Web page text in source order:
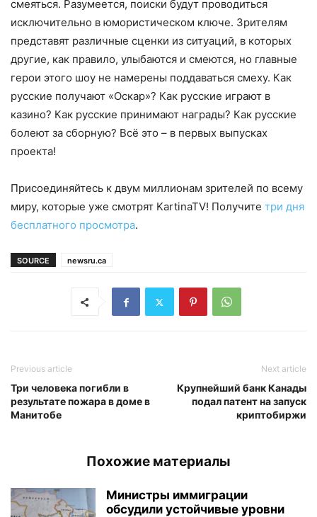
смеяться. Разумеется, поиски будут проводиться
исключительно в юмористическом ключе. Зрителям
представят различные сценки из ситуаций, в которых
другие, как правило, улыбаются и смеются, но главные
герои этого шоу не намерены поддаваться смеху. Как
русские получают «Оскар»? Как русские играют в
казино? Как русские принимают награды? Как русские
болеют за сборную? Всё это – в первых выпусках
проекта!
Присоединяйтесь к двум миллионам зрителей по всему
миру, которые уже смотрят KartinaTV! Получите три дня
бесплатного просмотра.
SOURCE newsru.ca
Previous article
Три человека погибли в
результате пожара в доме в
Манитобе
Next article
Крупнейший банк Канады
подал патент на запуск
криптобиржи
Похожие материалы
Министры иммиграции
обсудили устойчивые уровни